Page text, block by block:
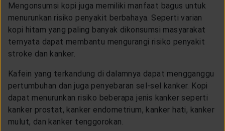
Mengonsumsi kopi juga memiliki manfaat bagus untuk
menurunkan risiko penyakit berbahaya. Seperti varian
kopi hitam yang paling banyak dikonsumsi masyarakat
ternyata dapat membantu mengurangi risiko penyakit
stroke dan kanker.
Kafein yang terkandung di dalamnya dapat mengganggu
pertumbuhan dan juga penyebaran sel-sel kanker. Kopi
dapat menurunkan risiko beberapa jenis kanker seperti
kanker prostat, kanker endometrium, kanker hati, kanker
mulut, dan kanker tenggorokan.